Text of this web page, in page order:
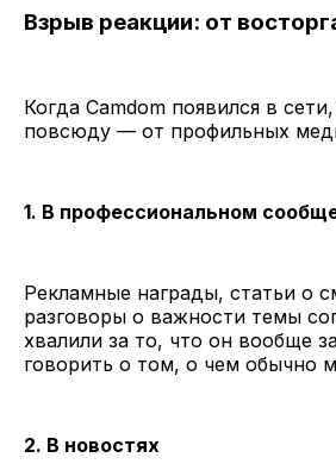
Взрыв реакции: от
Когда Camdom появился в
повсюду — от профильных
1. В профессиональном
Рекламные награды, статьи о
разговоры о важности темы
хвалили за то, что он вообще
говорить о том, о чем обычно
2. В новостях